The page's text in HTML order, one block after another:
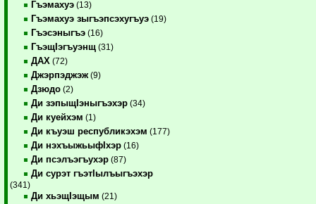
Гъэмахуэ (13)
Гъэмахуэ зыгъэпсэхугъуэ (19)
Гъэсэныгъэ (16)
ГъэщIэгъуэнщ (31)
ДАХ (72)
Джэрпэджэж (9)
Дзюдо (2)
Ди зэпыщIэныгъэхэр (34)
Ди куейхэм (1)
Ди къуэш республикэхэм (177)
Ди нэхъыжьыфIхэр (16)
Ди псэлъэгъухэр (87)
Ди сурэт гъэтIылъыгъэхэр
(341)
Ди хьэщIэщым (21)